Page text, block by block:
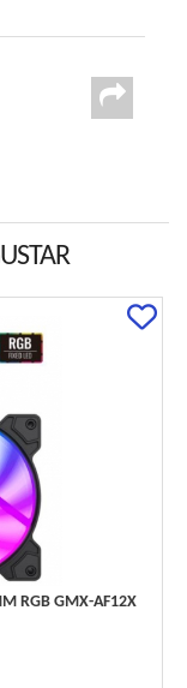
RGB GMX-AF12X